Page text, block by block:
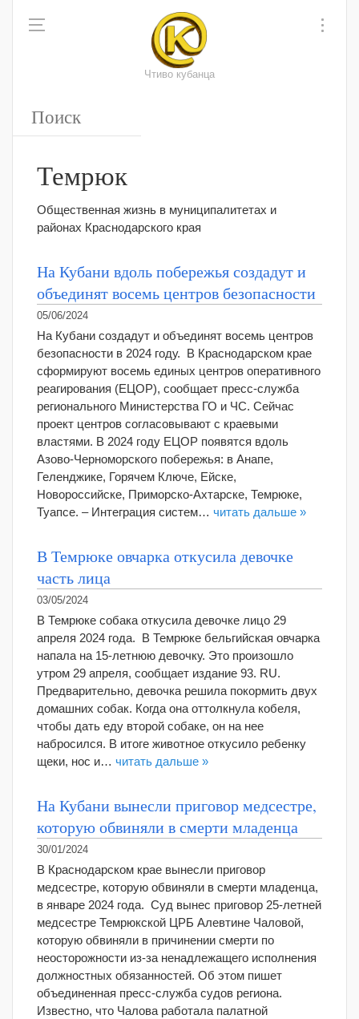
Чтиво кубанца
Темрюк
Общественная жизнь в муниципалитетах и
районах Краснодарского края
На Кубани вдоль побережья создадут и
объединят восемь центров безопасности
05/06/2024
На Кубани создадут и объединят восемь центров
безопасности в 2024 году. В Краснодарском крае
сформируют восемь единых центров оперативного
реагирования (ЕЦОР), сообщает пресс-служба
регионального Министерства ГО и ЧС. Сейчас
проект центров согласовывают с краевыми
властями. В 2024 году ЕЦОР появятся вдоль
Азово-Черноморского побережья: в Анапе,
Геленджике, Горячем Ключе, Ейске,
Новороссийске, Приморско-Ахтарске, Темрюке,
Туапсе. – Интеграция систем… читать дальше »
В Темрюке овчарка откусила девочке
часть лица
03/05/2024
В Темрюке собака откусила девочке лицо 29
апреля 2024 года. В Темрюке бельгийская овчарка
напала на 15-летнюю девочку. Это произошло
утром 29 апреля, сообщает издание 93. RU.
Предварительно, девочка решила покормить двух
домашних собак. Когда она оттолкнула кобеля,
чтобы дать еду второй собаке, он на нее
набросился. В итоге животное откусило ребенку
щеки, нос и… читать дальше »
На Кубани вынесли приговор медсестре,
которую обвиняли в смерти младенца
30/01/2024
В Краснодарском крае вынесли приговор
медсестре, которую обвиняли в смерти младенца,
в январе 2024 года. Суд вынес приговор 25-летней
медсестре Темрюкской ЦРБ Алевтине Чаловой,
которую обвиняли в причинении смерти по
неосторожности из-за ненадлежащего исполнения
должностных обязанностей. Об этом пишет
объединенная пресс-служба судов региона.
Известно, что Чалова работала палатной